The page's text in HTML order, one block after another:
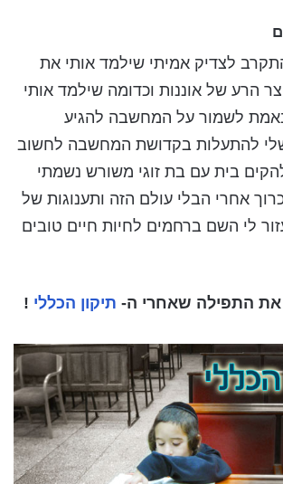
לצדיק אמיתי שילמד אותי את
הרע של אוננות וכדומה שילמד אותי
לשמור על המחשבה להגיע
להתעלות בקדושת המחשבה לחשוב
בית עם בת זוגי משורש נשמתי
אחרי הבלי עולם הזה ותענוגות של
לי השם ברחמים לחיות חיים טובים
את התפילה שאחרי ה- תיקון הכללי !